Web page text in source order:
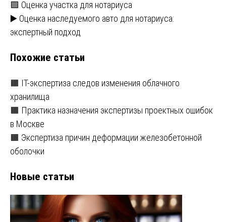
Навигация
по
🟩 Оценка участка для нотариуса
▶️ Оценка наследуемого авто для нотариуса:
экспертный подход
Похожие статьи
🟧 IT-экспертиза следов изменения облачного
хранилища
🟧 Практика назначения экспертизы проектных ошибок
в Москве
🟧 Экспертиза причин деформации железобетонной
оболочки
Новые статьи